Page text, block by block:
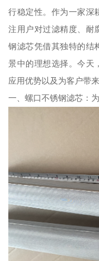
行稳定性。作为一家深
注用户对过滤精度、耐
钢滤芯凭借其独特的结
景中的理想选择。今天
应用优势以及为客户带
一、螺口不锈钢滤芯：